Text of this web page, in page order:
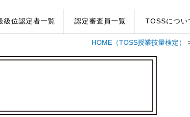
級位認定者一覧 認定審査員一覧 TOSSについ
よくある質
HOME （TOSS授業技量検定）